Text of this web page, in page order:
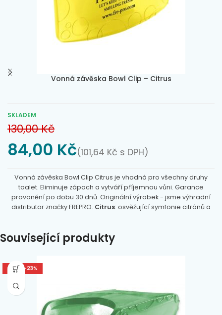
Vonná závěska Bowl Clip – Citrus
SKLADEM
130,00Kč
84,00 Kč(101,64 Kč s DPH)
Vonná závěska Bowl Clip Citrus je vhodná pro všechny druhy
toalet. Eliminuje zápach a vytváří příjemnou vůni. Garance
provonění po dobu 30 dnů. Originální výrobek - jsme výhradní
distributor značky FREPRO. Citrus: osvěžující symfonie citrónů a
ovocně-květinová kompozice působí povzbuzivě a dokáže oživit
jakýkoliv prostor. Citrus představuje harmonické spojení
tóny nektarinky, kumarinu a vanilky. Vhodná pro všechny
Související produkty
SLEVA -23%